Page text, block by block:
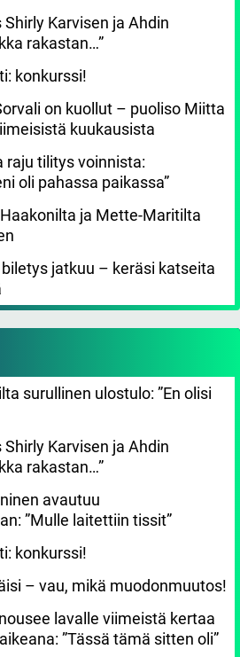
Karvisen ja Ahdin
rakastan…”
konkurssi!
on kuollut – puoliso Miitta
kuukausista
raju tilitys voinnista:
oli pahassa paikassa”
ja Mette-Maritilta
jatkuu – keräsi katseita
surullinen ulostulo: ”En olisi
Karvisen ja Ahdin
rakastan…”
avautuu
”Mulle laitettiin tissit”
konkurssi!
– vau, mikä muodonmuutos!
lavalle viimeistä kertaa
”Tässä tämä sitten oli”